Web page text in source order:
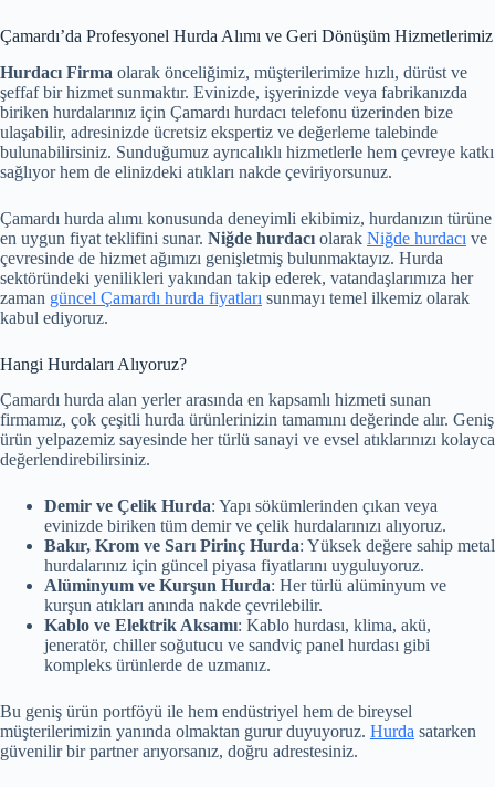
Çamardı’da Profesyonel Hurda Alımı ve Geri Dönüşüm Hizmetlerimiz
Hurdacı Firma olarak önceliğimiz, müşterilerimize hızlı, dürüst ve
şeffaf bir hizmet sunmaktır. Evinizde, işyerinizde veya fabrikanızda
biriken hurdalarınız için Çamardı hurdacı telefonu üzerinden bize
ulaşabilir, adresinizde ücretsiz ekspertiz ve değerleme talebinde
bulunabilirsiniz. Sunduğumuz ayrıcalıklı hizmetlerle hem çevreye katkı
sağlıyor hem de elinizdeki atıkları nakde çeviriyorsunuz.
Çamardı hurda alımı konusunda deneyimli ekibimiz, hurdanızın türüne
en uygun fiyat teklifini sunar. Niğde hurdacı olarak Niğde hurdacı ve
çevresinde de hizmet ağımızı genişletmiş bulunmaktayız. Hurda
sektöründeki yenilikleri yakından takip ederek, vatandaşlarımıza her
zaman güncel Çamardı hurda fiyatları sunmayı temel ilkemiz olarak
kabul ediyoruz.
Hangi Hurdaları Alıyoruz?
Çamardı hurda alan yerler arasında en kapsamlı hizmeti sunan
firmamız, çok çeşitli hurda ürünlerinizin tamamını değerinde alır. Geniş
ürün yelpazemiz sayesinde her türlü sanayi ve evsel atıklarınızı kolayca
değerlendirebilirsiniz.
Demir ve Çelik Hurda: Yapı sökümlerinden çıkan veya
evinizde biriken tüm demir ve çelik hurdalarınızı alıyoruz.
Bakır, Krom ve Sarı Pirinç Hurda: Yüksek değere sahip metal
hurdalarınız için güncel piyasa fiyatlarını uyguluyoruz.
Alüminyum ve Kurşun Hurda: Her türlü alüminyum ve
kurşun atıkları anında nakde çevrilebilir.
Kablo ve Elektrik Aksamı: Kablo hurdası, klima, akü,
jeneratör, chiller soğutucu ve sandviç panel hurdası gibi
kompleks ürünlerde de uzmanız.
Bu geniş ürün portföyü ile hem endüstriyel hem de bireysel
müşterilerimizin yanında olmaktan gurur duyuyoruz. Hurda satarken
güvenilir bir partner arıyorsanız, doğru adrestesiniz.